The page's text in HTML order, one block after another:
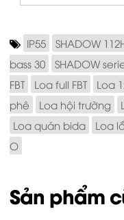
IP55 SHADOW
bass 30
SHADOW
FBT
Loa full FBT Loa
phê
Loa hội trường
Loa quán bida
Loa
O
Sản phẩm